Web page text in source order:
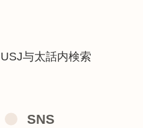
USJ与太話内検索
SNS